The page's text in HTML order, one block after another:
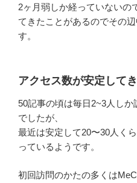
2ヶ月弱しか経っていないの
てきたことがあるのでその
す。
アクセス数が安定して
50記事の頃は毎日2~3人し
でしたが、
最近は安定して20〜30人く
っているようです。
初回訪問のかたの多くは